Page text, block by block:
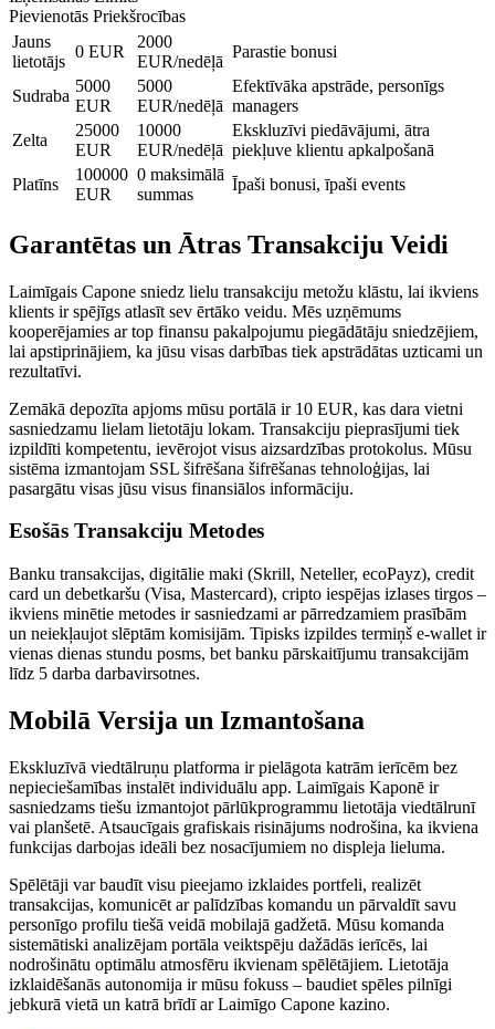
Pievienotās Priekšrocības
Jauns
lietotājs
0 EUR
2000
EUR/nedēļā
Parastie bonusi
Sudraba
5000
EUR
5000
EUR/nedēļā
Efektīvāka apstrāde, personīgs
managers
Zelta
25000
EUR
10000
EUR/nedēļā
Ekskluzīvi piedāvājumi, ātra
piekļuve klientu apkalpošanā
Platīns
100000
EUR
0 maksimālā
summas
Īpaši bonusi, īpaši events
Garantētas un Ātras Transakciju Veidi
Laimīgais Capone sniedz lielu transakciju metožu klāstu, lai ikviens
klients ir spējīgs atlasīt sev ērtāko veidu. Mēs uzņēmums
kooperējamies ar top finansu pakalpojumu piegādātāju sniedzējiem,
lai apstiprinājiem, ka jūsu visas darbības tiek apstrādātas uzticami un
rezultatīvi.
Zemākā depozīta apjoms mūsu portālā ir 10 EUR, kas dara vietni
sasniedzamu lielam lietotāju lokam. Transakciju pieprasījumi tiek
izpildīti kompetentu, ievērojot visus aizsardzības protokolus. Mūsu
sistēma izmantojam SSL šifrēšana šifrēšanas tehnoloģijas, lai
pasargātu visas jūsu visus finansiālos informāciju.
Esošās Transakciju Metodes
Banku transakcijas, digitālie maki (Skrill, Neteller, ecoPayz), credit
card un debetkaršu (Visa, Mastercard), cripto iespējas izlases tirgos –
ikviens minētie metodes ir sasniedzami ar pārredzamiem prasībām
un neiekļaujot slēptām komisijām. Tipisks izpildes termiņš e-wallet ir
vienas dienas stundu posms, bet banku pārskaitījumu transakcijām
līdz 5 darba darbavirsotnes.
Mobilā Versija un Izmantošana
Ekskluzīvā viedtālruņu platforma ir pielāgota katrām ierīcēm bez
nepieciešamības instalēt individuālu app. Laimīgais Kaponē ir
sasniedzams tiešu izmantojot pārlūkprogrammu lietotāja viedtālrunī
vai planšetē. Atsaucīgais grafiskais risinājums nodrošina, ka ikviena
funkcijas darbojas ideāli bez nosacījumiem no displeja lieluma.
Spēlētāji var baudīt visu pieejamo izklaides portfeli, realizēt
transakcijas, komunicēt ar palīdzības komandu un pārvaldīt savu
personīgo profilu tiešā veidā mobilajā gadžetā. Mūsu komanda
sistemātiski analizējam portāla veiktspēju dažādās ierīcēs, lai
nodrošinātu optimālu atmosfēru ikvienam spēlētājiem. Lietotāja
izklaidēšanās autonomija ir mūsu fokuss – baudiet spēles pilnīgi
jebkurā vietā un katrā brīdī ar Laimīgo Capone kazino.